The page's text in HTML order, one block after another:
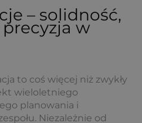
– solidność,
w
to coś więcej niż zwykły
wieloletniego
planowania i
Niezależnie od